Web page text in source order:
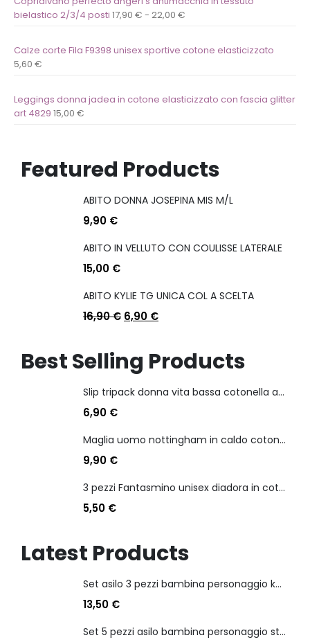
bielastico 2/3/4 posti 17,90 € - 22,00 €
Calze corte Fila F9398 unisex sportive cotone elasticizzato
5,60 €
Leggings donna jadea in cotone elasticizzato con fascia glitter
art 4829 15,00 €
Featured Products
ABITO DONNA JOSEPINA MIS M/L
9,90 €
ABITO IN VELLUTO CON COULISSE LATERALE
15,00 €
ABITO KYLIE TG UNICA COL A SCELTA
16,90€ 6,90 €
Best Selling Products
Slip tripack donna vita bassa cotonella art 3165 in cotone elasticizzato
6,90 €
Maglia uomo nottingham in caldo cotone scollo a v manica lunga
9,90 €
3 pezzi Fantasmino unisex diadora in cotone mercerizzato tg dalla 35 alla 46
5,50 €
Latest Products
Set asilo 3 pezzi bambina personaggio kuromi
13,50 €
Set 5 pezzi asilo bambina personaggio stitch angel